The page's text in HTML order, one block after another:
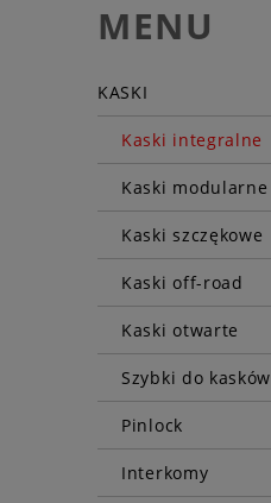
MENU
KASKI
Kaski integralne
Kaski modularne
Kaski szczękowe
Kaski off-road
Kaski otwarte
Szybki do kasków
Pinlock
Interkomy